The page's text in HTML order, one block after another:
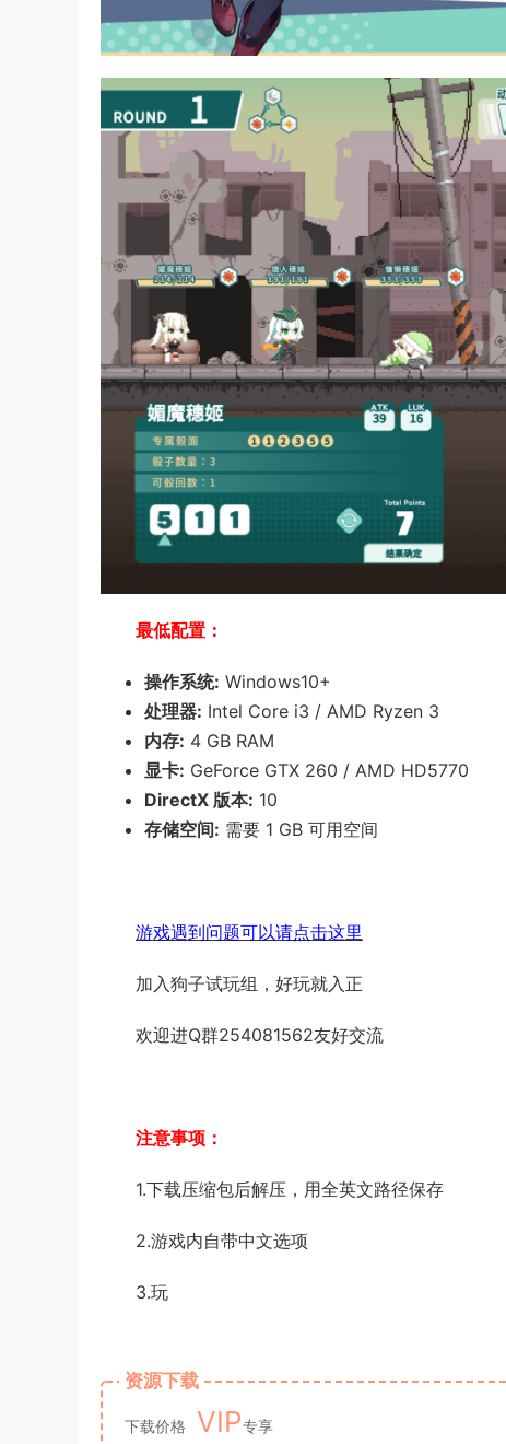
最低配置：
操作系统: Windows10+
处理器: Intel Core i3 / AMD Ryzen 3
内存: 4 GB RAM
显卡: GeForce GTX 260 / AMD HD5770
DirectX 版本: 10
存储空间: 需要 1 GB 可用空间
游戏遇到问题可以请点击这里
加入狗子试玩组，好玩就入正
欢迎进Q群254081562友好交流
注意事项：
1.下载压缩包后解压，用全英文路径保存
2.游戏内自带中文选项
3.玩
资源下载
下载价格 VIP专享